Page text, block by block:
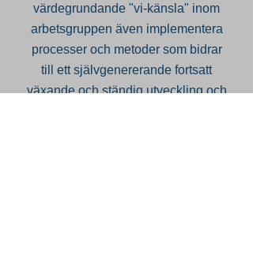
värdegrundande "vi-känsla" inom
arbetsgruppen även implementera
processer och metoder som bidrar
till ett självgenererande fortsatt
växande och ständig utveckling och